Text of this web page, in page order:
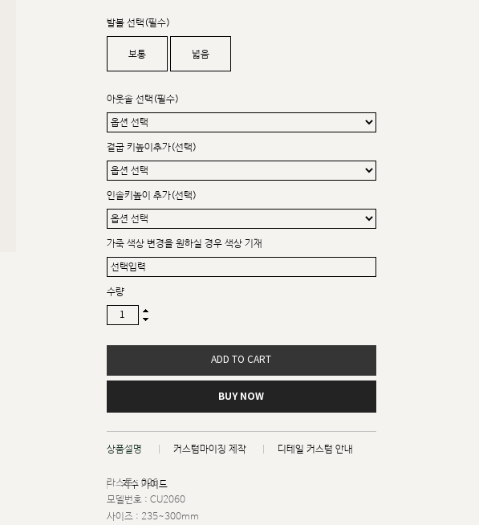
발볼 선택(필수)
보통 넓음
아웃솔 선택(필수)
겉굽 키높이추가(선택)
인솔키높이 추가(선택)
가죽 색상 변경을 원하실 경우 색상 기재
수량
ADD TO CART
BUY NOW
상품설명 커스텀마이징 제작 디테일 커스텀 안내
치수 가이드
라스트 : 026
모델번호 : CU2060
사이즈 : 235~300mm